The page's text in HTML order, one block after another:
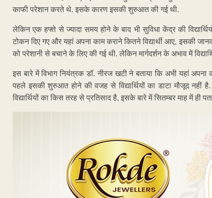
काफी परेशान करते थे. इसके कारण इसकी शुरुआत की गई थी.
लेकिन एक हफ्ते से ज्यादा समय होने के बाद भी सुविधा केंद्र की
टोकन दिए गए और यहां अपना काम कराने कितने विद्यार्थी आए, इसकी
को परेशानी से बचाने के लिए की गई थी. लेकिन मार्गदर्शन के अभाव में
इस बारे में विभाग नियंत्रक डॉ. नीरज खटी ने बताया कि अभी यहां
पहले इसकी शुरुआत होने की वजह से विद्यार्थियों का डाटा मौजूद
विद्यार्थियों का किस तरह से प्रतिसाद है, इसके बारे में सितम्बर माह में ही